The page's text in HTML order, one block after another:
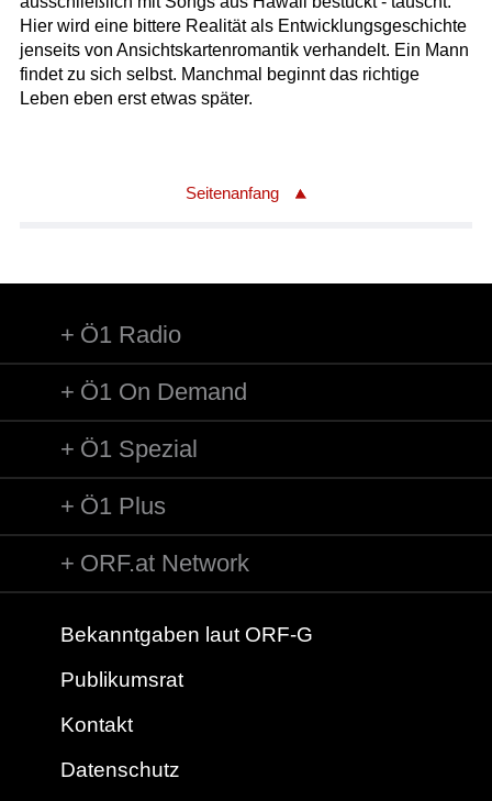
Hier wird eine bittere Realität als Entwicklungsgeschichte
jenseits von Ansichtskartenromantik verhandelt. Ein Mann
findet zu sich selbst. Manchmal beginnt das richtige
Leben eben erst etwas später.
Seitenanfang
Ö1 Radio
Ö1 On Demand
Ö1 Spezial
Ö1 Plus
ORF.at Network
Bekanntgaben laut ORF-G
Publikumsrat
Kontakt
Datenschutz